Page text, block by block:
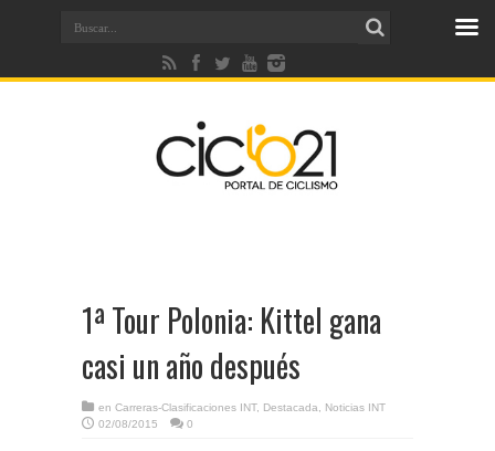
1ª Tour Polonia: Kittel gana
casi un año después
en Carreras-Clasificaciones INT, Destacada
Noticias INT
02/08/2015
0